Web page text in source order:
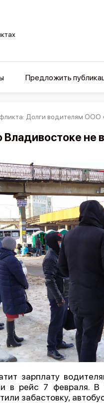
Предложить
Долги водителям ООО
не
зарплату
в рейс 7 февраля. В
забастовку,